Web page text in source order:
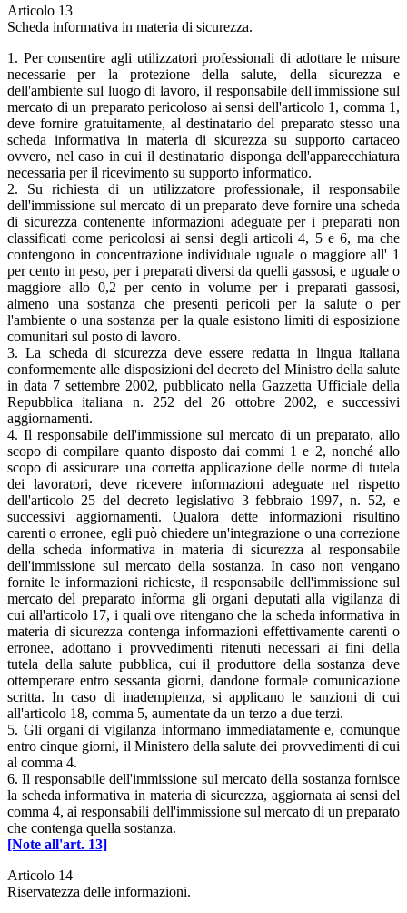
Articolo 13
Scheda informativa in materia di sicurezza.
1. Per consentire agli utilizzatori professionali di adottare le misure
necessarie per la protezione della salute, della sicurezza e
dell'ambiente sul luogo di lavoro, il responsabile dell'immissione sul
mercato di un preparato pericoloso ai sensi dell'articolo 1, comma 1,
deve fornire gratuitamente, al destinatario del preparato stesso una
scheda informativa in materia di sicurezza su supporto cartaceo
ovvero, nel caso in cui il destinatario disponga dell'apparecchiatura
necessaria per il ricevimento su supporto informatico.
2. Su richiesta di un utilizzatore professionale, il responsabile
dell'immissione sul mercato di un preparato deve fornire una scheda
di sicurezza contenente informazioni adeguate per i preparati non
classificati come pericolosi ai sensi degli articoli 4, 5 e 6, ma che
contengono in concentrazione individuale uguale o maggiore all' 1
per cento in peso, per i preparati diversi da quelli gassosi, e uguale o
maggiore allo 0,2 per cento in volume per i preparati gassosi,
almeno una sostanza che presenti pericoli per la salute o per
l'ambiente o una sostanza per la quale esistono limiti di esposizione
comunitari sul posto di lavoro.
3. La scheda di sicurezza deve essere redatta in lingua italiana
conformemente alle disposizioni del decreto del Ministro della salute
in data 7 settembre 2002, pubblicato nella Gazzetta Ufficiale della
Repubblica italiana n. 252 del 26 ottobre 2002, e successivi
aggiornamenti.
4. Il responsabile dell'immissione sul mercato di un preparato, allo
scopo di compilare quanto disposto dai commi 1 e 2, nonché allo
scopo di assicurare una corretta applicazione delle norme di tutela
dei lavoratori, deve ricevere informazioni adeguate nel rispetto
dell'articolo 25 del decreto legislativo 3 febbraio 1997, n. 52, e
successivi aggiornamenti. Qualora dette informazioni risultino
carenti o erronee, egli può chiedere un'integrazione o una correzione
della scheda informativa in materia di sicurezza al responsabile
dell'immissione sul mercato della sostanza. In caso non vengano
fornite le informazioni richieste, il responsabile dell'immissione sul
mercato del preparato informa gli organi deputati alla vigilanza di
cui all'articolo 17, i quali ove ritengano che la scheda informativa in
materia di sicurezza contenga informazioni effettivamente carenti o
erronee, adottano i provvedimenti ritenuti necessari ai fini della
tutela della salute pubblica, cui il produttore della sostanza deve
ottemperare entro sessanta giorni, dandone formale comunicazione
scritta. In caso di inadempienza, si applicano le sanzioni di cui
all'articolo 18, comma 5, aumentate da un terzo a due terzi.
5. Gli organi di vigilanza informano immediatamente e, comunque
entro cinque giorni, il Ministero della salute dei provvedimenti di cui
al comma 4.
6. Il responsabile dell'immissione sul mercato della sostanza fornisce
la scheda informativa in materia di sicurezza, aggiornata ai sensi del
comma 4, ai responsabili dell'immissione sul mercato di un preparato
che contenga quella sostanza.
[Note all'art. 13]
Articolo 14
Riservatezza delle informazioni.